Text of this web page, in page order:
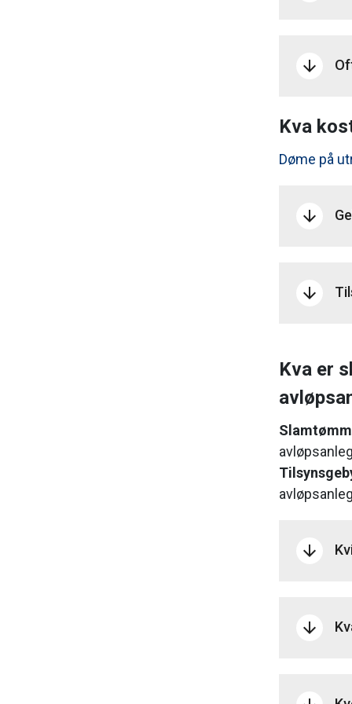
arrow_downward
Kva
Døme på
arrow_downward
arrow_downward
Kva er
arrow_downward
arrow_downward